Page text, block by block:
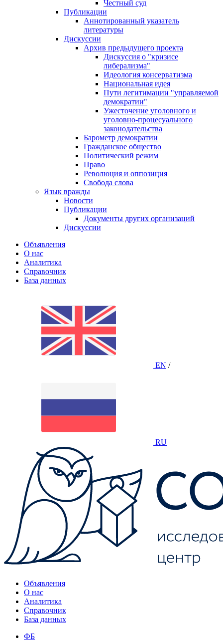
Честный суд
Публикации
Аннотированный указатель
литературы
Дискуссии
Архив предыдущего проекта
Дискуссия о "кризисе
либерализма"
Идеология консерватизма
Национальная идея
Пути легитимации "управляемой
демократии"
Ужесточение уголовного и
уголовно-процесуального
законодательства
Барометр демократии
Гражданское общество
Политический режим
Право
Революция и оппозиция
Свобода слова
Язык вражды
Новости
Публикации
Документы других организаций
Дискуссии
Объявления
О нас
Аналитика
Справочник
База данных
EN /
RU
Объявления
О нас
Аналитика
Справочник
База данных
ФБ